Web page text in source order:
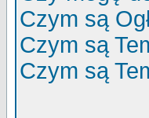
Czym są
Czym są
Czym są